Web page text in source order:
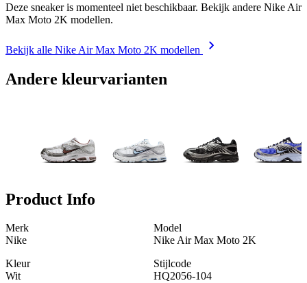
Deze sneaker is momenteel niet beschikbaar. Bekijk andere Nike Air
Max Moto 2K modellen.
Bekijk alle Nike Air Max Moto 2K modellen
Andere kleurvarianten
Product Info
Merk
Nike
Model
Nike Air Max Moto 2K
Kleur
Wit
Stijlcode
HQ2056-104